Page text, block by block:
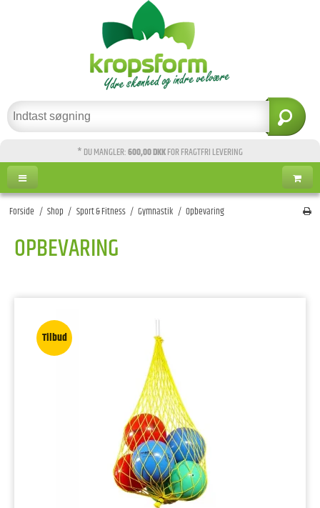
* DU MANGLER:600,00 DKKFOR FRAGTFRI LEVERING
Forside / Shop / Sport & Fitness / Gymnastik / Opbevaring
OPBEVARING
Tilbud